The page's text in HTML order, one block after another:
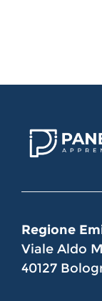
Regione
Viale Aldo
40127